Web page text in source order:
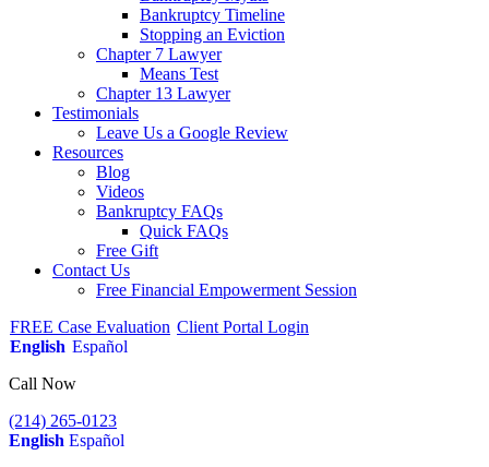
Bankruptcy Timeline
Stopping an Eviction
Chapter 7 Lawyer
Means Test
Chapter 13 Lawyer
Testimonials
Leave Us a Google Review
Resources
Blog
Videos
Bankruptcy FAQs
Quick FAQs
Free Gift
Contact Us
Free Financial Empowerment Session
FREE Case Evaluation Client Portal Login
English Español
Call Now
(214) 265-0123
English Español